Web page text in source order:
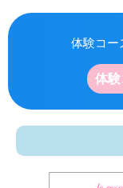
体験コー
体験